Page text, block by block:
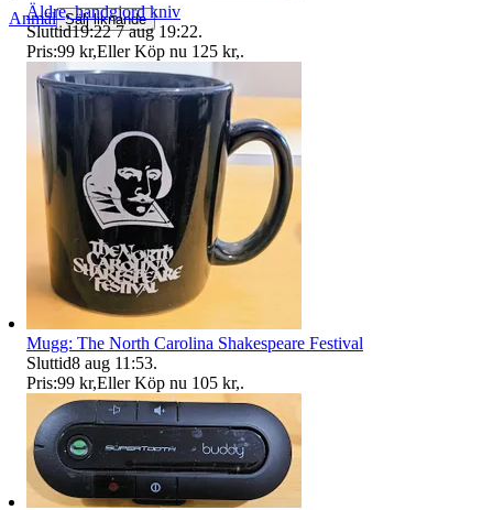
Anmäl Sälj liknande
Äldre, handgjord kniv
Sluttid19:22 7 aug 19:22.
Pris:99 kr,Eller Köp nu 125 kr,.
Mugg: The North Carolina Shakespeare Festival
Sluttid8 aug 11:53.
Pris:99 kr,Eller Köp nu 105 kr,.